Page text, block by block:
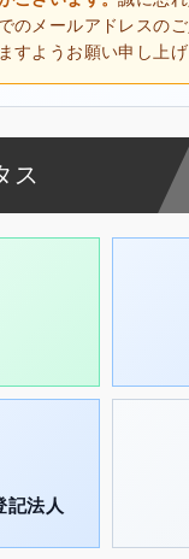
のメールアドレスの
すようお願い申し上げ
ス
記法人